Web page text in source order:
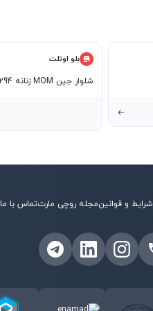
بلو اوتلت
شلوار جین MOM زنانه W2294
شرایط و قوانینمجله روچی مارتتماس با ما